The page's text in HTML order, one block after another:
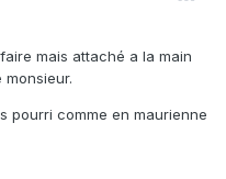
mais attaché a la main
pourri comme en maurienne